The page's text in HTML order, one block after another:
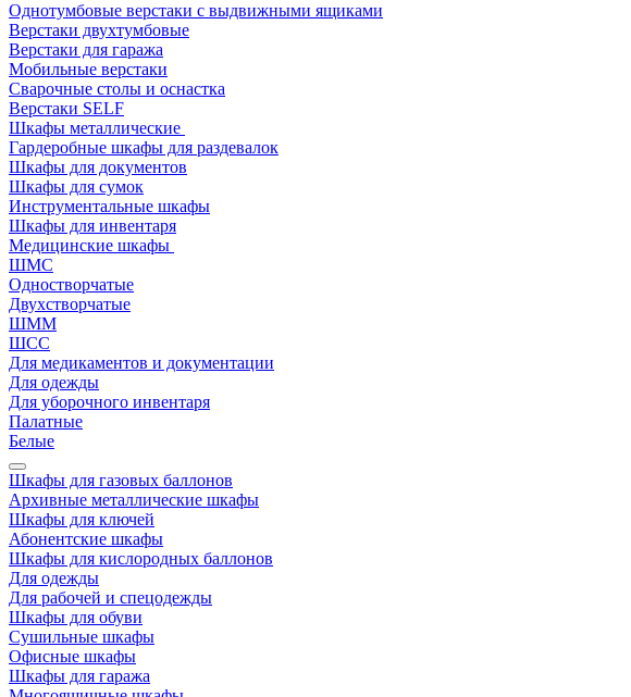
Однотумбовые верстаки с выдвижными ящиками
Верстаки двухтумбовые
Верстаки для гаража
Мобильные верстаки
Сварочные столы и оснастка
Верстаки SELF
Шкафы металлические
Гардеробные шкафы для раздевалок
Шкафы для документов
Шкафы для сумок
Инструментальные шкафы
Шкафы для инвентаря
Медицинские шкафы
ШМС
Одностворчатые
Двухстворчатые
ШММ
ШСС
Для медикаментов и документации
Для одежды
Для уборочного инвентаря
Палатные
Белые
Шкафы для газовых баллонов
Архивные металлические шкафы
Шкафы для ключей
Абонентские шкафы
Шкафы для кислородных баллонов
Для одежды
Для рабочей и спецодежды
Шкафы для обуви
Сушильные шкафы
Офисные шкафы
Шкафы для гаража